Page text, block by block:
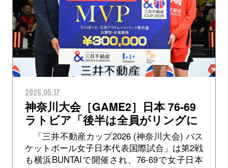
2026.05.17
神奈川大会［GAME2］日本 76-69
ラトビア「後半は全員がリングに
アタックできたところがこの勝利
につながった」MVP・田中こころ
選手
「三井不動産カップ2026 (神奈川大会) バス
ケットボール女子日本代表国際試合」は第2戦
も横浜BUNTAIで開催され、76-69で女子日本